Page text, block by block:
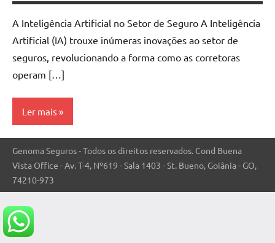
A Inteligência Artificial no Setor de Seguro A Inteligência
Artificial (IA) trouxe inúmeras inovações ao setor de
seguros, revolucionando a forma como as corretoras
operam […]
Ler mais
Inteligência
Artificial e
Seguros
Genoma Seguros - Todos os direitos reservados. Cond Buena
Vista Office - Av. T-4, Nº619 - Sala 1403 - St. Bueno, Goiânia - GO,
74210-973